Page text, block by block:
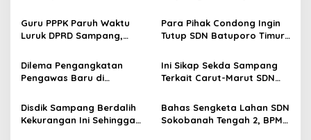
Guru PPPK Paruh Waktu
Luruk DPRD Sampang,
Kesejahteraannya
Para Pihak Condong Ingin
Tutup SDN Batuporo Timur
Siswanya
Dilema Pengangkatan
Pengawas Baru di
Ini Sikap Sekda Sampang
Terkait Carut-Marut SDN
Disdik Sampang Berdalih
Kekurangan Ini Sehingga
Bahas Sengketa Lahan SDN
Sokobanah Tengah 2, BPMP